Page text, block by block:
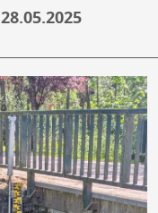
28.05.2025